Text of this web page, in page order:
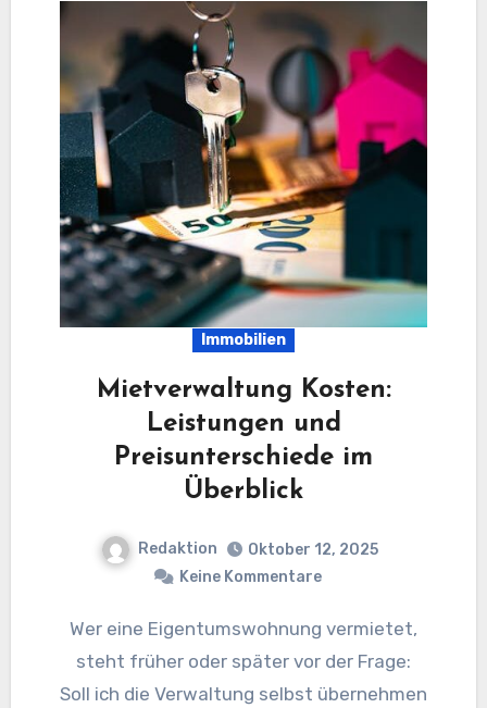
Immobilien
Mietverwaltung Kosten:
Leistungen und
Preisunterschiede im
Überblick
Redaktion
Oktober 12, 2025
Keine Kommentare
Wer eine Eigentumswohnung vermietet,
steht früher oder später vor der Frage:
Soll ich die Verwaltung selbst übernehmen